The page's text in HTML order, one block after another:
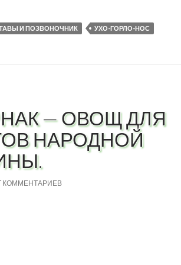
И ПОЗВОНОЧНИК УХО-ГОРЛО-НОС
— ОВОЩ ДЛЯ
НАРОДНОЙ
КОММЕНТАРИЕВ